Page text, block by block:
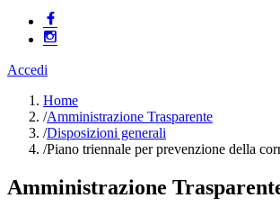
Accedi
Home
/Amministrazione Trasparente
/Disposizioni generali
/Piano triennale per prevenzione della
Amministrazione